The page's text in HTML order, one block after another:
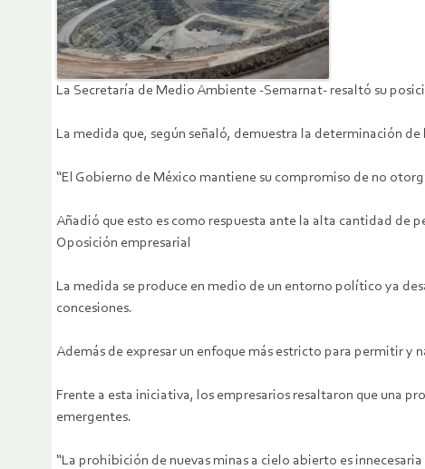
La Secretaría de Medio Ambiente -Semarnat- resaltó su
La medida que, según señaló, demuestra la determinación
“El Gobierno de México mantiene su compromiso de no
Añadió que esto es como respuesta ante la alta cantidad de
Oposición empresarial
La medida se produce en medio de un entorno político ya
concesiones.
Además de expresar un enfoque más estricto para permitir y
Frente a esta iniciativa, los empresarios resaltaron que una
emergentes.
“La prohibición de nuevas minas a cielo abierto es